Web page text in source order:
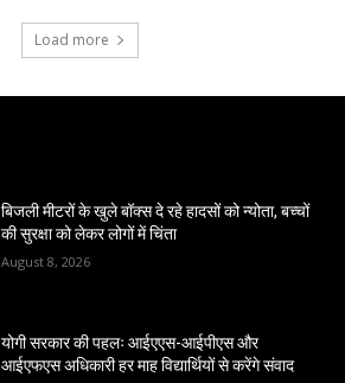
Load more
बिजली मीटरों के खुले बॉक्स दे रहे हादसों को न्योता, बच्चों
की सुरक्षा को लेकर लोगों में चिंता
August 8, 2026
योगी सरकार की पहलः आईएएस-आईपीएस और
आईएफएस अधिकारी हर माह विद्यार्थियों से करेंगे संवाद